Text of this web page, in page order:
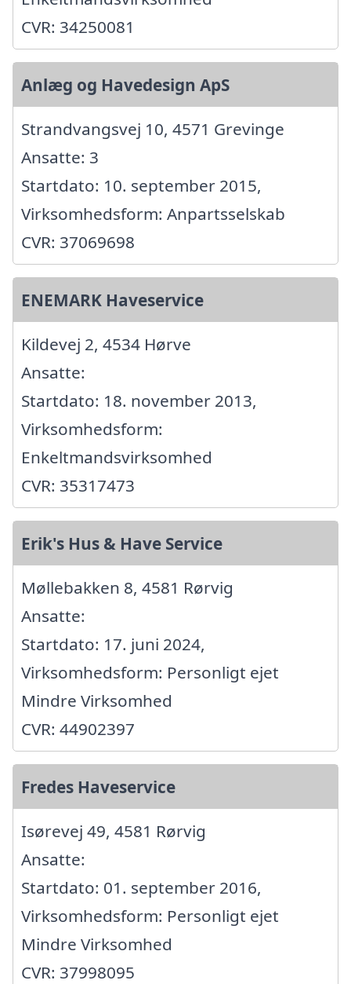
CVR: 34250081
Anlæg og Havedesign ApS
Strandvangsvej 10, 4571 Grevinge
Ansatte: 3
Startdato: 10. september 2015,
Virksomhedsform: Anpartsselskab
CVR: 37069698
ENEMARK Haveservice
Kildevej 2, 4534 Hørve
Ansatte:
Startdato: 18. november 2013,
Virksomhedsform:
Enkeltmandsvirksomhed
CVR: 35317473
Erik's Hus & Have Service
Møllebakken 8, 4581 Rørvig
Ansatte:
Startdato: 17. juni 2024,
Virksomhedsform: Personligt ejet
Mindre Virksomhed
CVR: 44902397
Fredes Haveservice
Isørevej 49, 4581 Rørvig
Ansatte:
Startdato: 01. september 2016,
Virksomhedsform: Personligt ejet
Mindre Virksomhed
CVR: 37998095